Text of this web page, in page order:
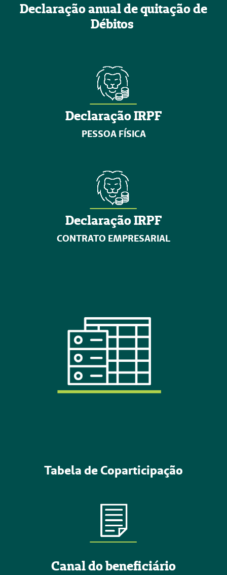
Declaração anual de quitação de
Débitos
Declaração IRPF
PESSOA FÍSICA
Declaração IRPF
CONTRATO EMPRESARIAL
Tabela de Coparticipação
Canal do beneficiário